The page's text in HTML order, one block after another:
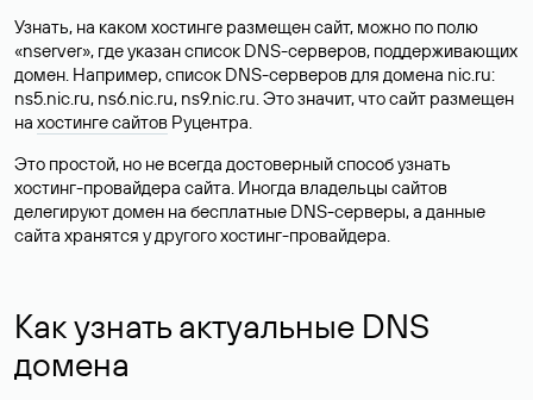
Узнать, на каком хостинге размещен сайт, можно по полю
«nserver», где указан список DNS-серверов, поддерживающих
домен. Например, список DNS-серверов для домена nic.ru:
ns5.nic.ru, ns6.nic.ru, ns9.nic.ru. Это значит, что сайт размещен
на хостинге сайтов Руцентра.
Это простой, но не всегда достоверный способ узнать
хостинг-провайдера сайта. Иногда владельцы сайтов
делегируют домен на бесплатные DNS-серверы, а данные
сайта хранятся у другого хостинг-провайдера.
Как узнать актуальные DNS
домена